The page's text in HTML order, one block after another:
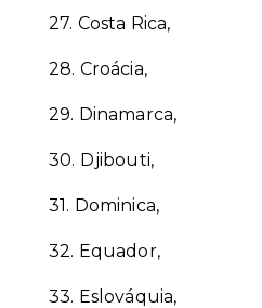
27. Costa Rica,
28. Croácia,
29. Dinamarca,
30. Djibouti,
31. Dominica,
32. Equador,
33. Eslováquia,